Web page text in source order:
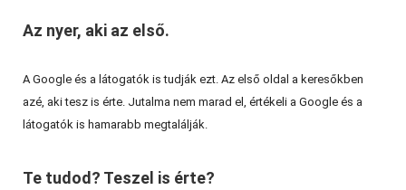
Az nyer, aki az első.
A Google és a látogatók is tudják ezt. Az első oldal a keresőkben
azé, aki tesz is érte. Jutalma nem marad el, értékeli a Google és a
látogatók is hamarabb megtalálják.
Te tudod? Teszel is érte?